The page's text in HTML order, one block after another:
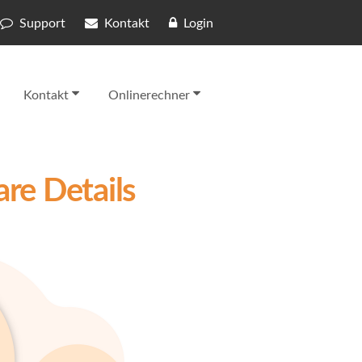
Support Kontakt Login
Kontakt Onlinerechner
Details